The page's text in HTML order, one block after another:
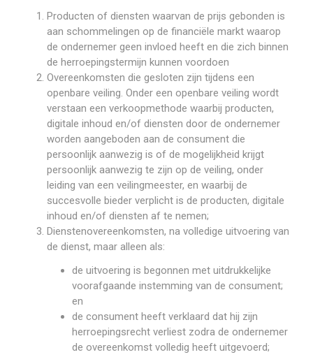
Producten of diensten waarvan de prijs gebonden is
aan schommelingen op de financiële markt waarop
de ondernemer geen invloed heeft en die zich binnen
de herroepingstermijn kunnen voordoen
Overeenkomsten die gesloten zijn tijdens een
openbare veiling. Onder een openbare veiling wordt
verstaan een verkoopmethode waarbij producten,
digitale inhoud en/of diensten door de ondernemer
worden aangeboden aan de consument die
persoonlijk aanwezig is of de mogelijkheid krijgt
persoonlijk aanwezig te zijn op de veiling, onder
leiding van een veilingmeester, en waarbij de
succesvolle bieder verplicht is de producten, digitale
inhoud en/of diensten af te nemen;
Dienstenovereenkomsten, na volledige uitvoering van
de dienst, maar alleen als:
de uitvoering is begonnen met uitdrukkelijke
voorafgaande instemming van de consument;
en
de consument heeft verklaard dat hij zijn
herroepingsrecht verliest zodra de ondernemer
de overeenkomst volledig heeft uitgevoerd;